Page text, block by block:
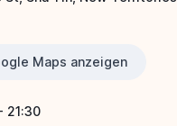
Maps anzeigen
21:30